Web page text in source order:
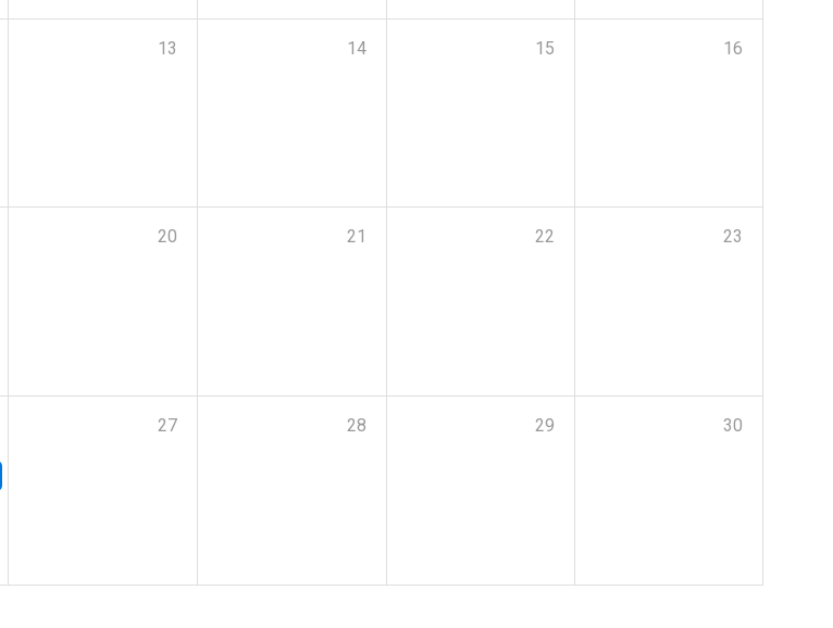
13 14 15 16
20 21 22 23
27 28 29 30